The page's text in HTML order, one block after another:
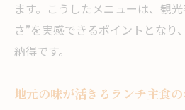
ます。こうしたメニューは、観
さ”を実感できるポイントとなり
納得です。
地元の味が活きるランチ主食の